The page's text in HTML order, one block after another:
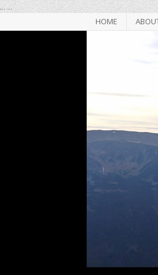
......
HOME